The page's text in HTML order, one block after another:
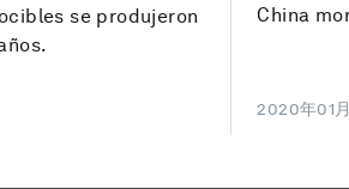
se produjeron
China
2020年01